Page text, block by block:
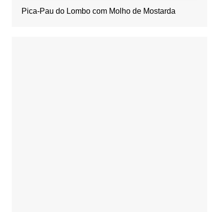
Pica-Pau do Lombo com Molho de Mostarda